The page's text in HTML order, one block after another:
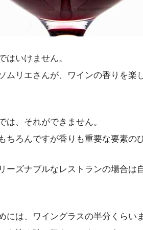
はいけません。
ムリエさんが、ワインの香りを楽
は、それができません。
ちろんですが香りも重要な要素の
ーズナブルなレストランの場合は
には、ワイングラスの半分くらい